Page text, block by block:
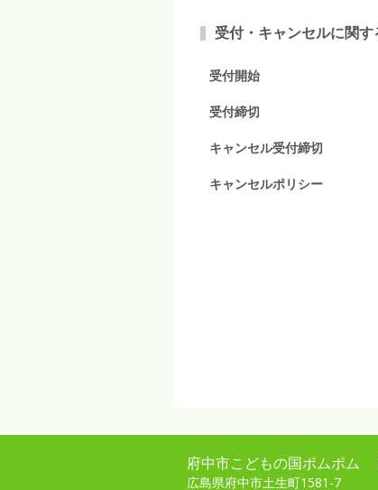
受付・キャンセルに関
受付開始
受付締切
キャンセル受付締切
キャンセルポリシー
府中市こどもの国ポムポム
広島県府中市土生町1581-7